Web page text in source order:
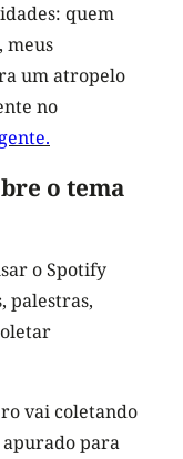
quem
meus
um atropelo
no
o tema
o Spotify
palestras,
vai coletando
para